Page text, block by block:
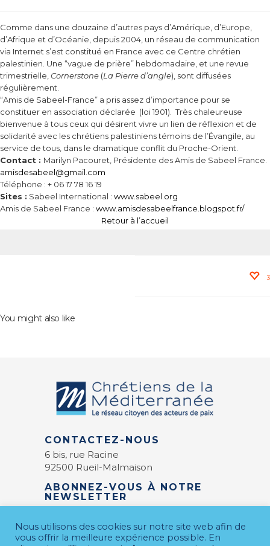
Comme dans une douzaine d’autres pays d’Amérique, d’Europe,
d’Afrique et d’Océanie, depuis 2004, un réseau de communication
via Internet s’est constitué en France avec ce Centre chrétien
palestinien. Une “vague de prière” hebdomadaire, et une revue
trimestrielle,Cornerstone (La Pierred’angle), sont diffusées
régulièrement.
“Amis de Sabeel-France” a pris assez d’importance pour se
constituer en association déclarée (loi 1901). Très chaleureuse
bienvenue à tous ceux qui désirent vivre un lien de réflexion et de
solidarité avec les chrétiens palestiniens témoins de l’Évangile, au
service de tous, dans le dramatique conflit du Proche-Orient.
Contact : Marilyn Pacouret, Présidente des Amis de Sabeel France.
amisdesabeel@gmail.com
Téléphone : + 06 17 78 16 19
Sites : Sabeel International : www.sabeel.org
Amis de Sabeel France : www.amisdesabeelfrance.blogspot.fr/
Retour à l’accueil
3
You might also like
CONTACTEZ-NOUS
6 bis, rue Racine
92500 Rueil-Malmaison
ABONNEZ-VOUS À NOTRE
NEWSLETTER
E-mail*
Nous utilisons des cookies sur notre site web afin de
vous offrir la meilleure expérience possible. En